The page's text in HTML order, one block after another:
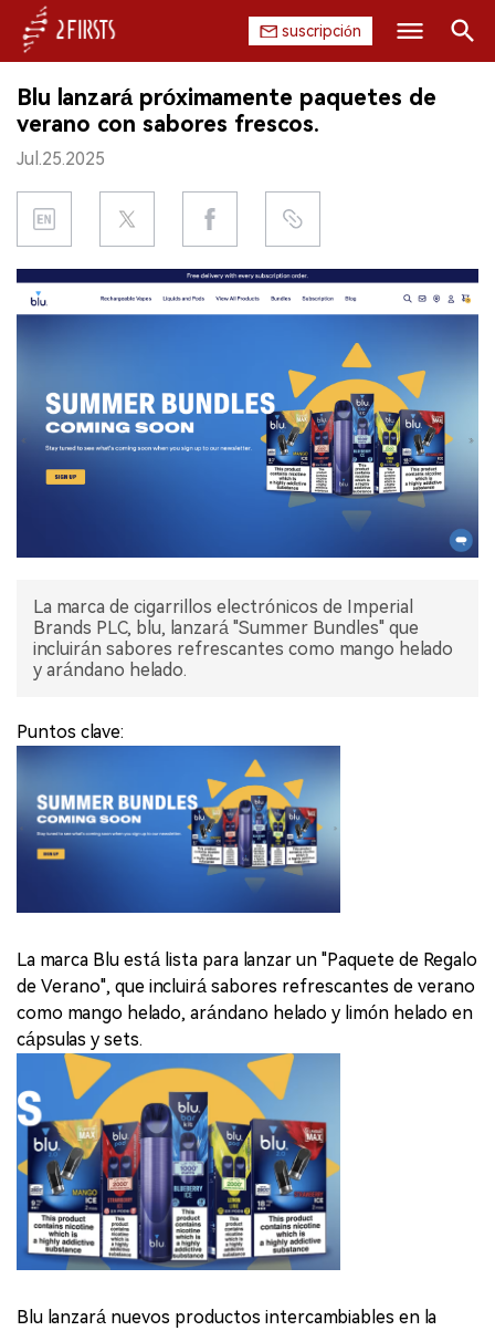
suscripción
INICIO
EMPRESA
PRODUCTO
REGULACIÓN
EXPOSICIÓN
ENTREVISTA
Buscar
Blu lanzará próximamente paquetes de
verano con sabores frescos.
Jul.25.2025
La marca de cigarrillos electrónicos de Imperial
Brands PLC, blu, lanzará "Summer Bundles" que
incluirán sabores refrescantes como mango helado
y arándano helado.
Puntos clave:
La marca Blu está lista para lanzar un "Paquete de Regalo
de Verano", que incluirá sabores refrescantes de verano
como mango helado, arándano helado y limón helado en
cápsulas y sets.
Blu lanzará nuevos productos intercambiables en la